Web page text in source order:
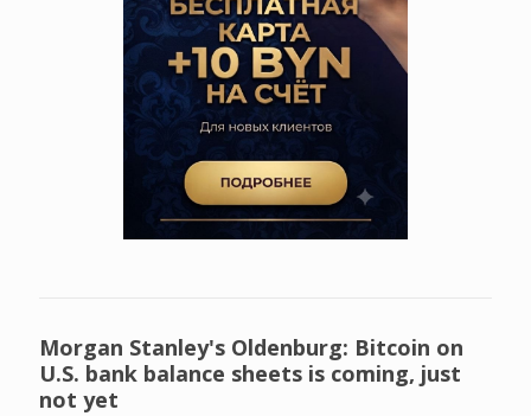
Morgan Stanley's Oldenburg: Bitcoin on
U.S. bank balance sheets is coming, just
not yet